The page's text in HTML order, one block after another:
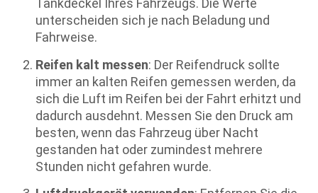
Tankdeckel Ihres Fahrzeugs. Die Werte
unterscheiden sich je nach Beladung und
Fahrweise.
Reifen kalt messen: Der Reifendruck sollte
immer an kalten Reifen gemessen werden, da
sich die Luft im Reifen bei der Fahrt erhitzt und
dadurch ausdehnt. Messen Sie den Druck am
besten, wenn das Fahrzeug über Nacht
gestanden hat oder zumindest mehrere
Stunden nicht gefahren wurde.